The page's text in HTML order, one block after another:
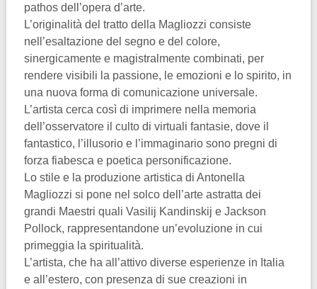
pathos dell’opera d’arte.
L’originalità del tratto della Magliozzi consiste
nell’esaltazione del segno e del colore,
sinergicamente e magistralmente combinati, per
rendere visibili la passione, le emozioni e lo spirito, in
una nuova forma di comunicazione universale.
L’artista cerca così di imprimere nella memoria
dell’osservatore il culto di virtuali fantasie, dove il
fantastico, l’illusorio e l’immaginario sono pregni di
forza fiabesca e poetica personificazione.
Lo stile e la produzione artistica di Antonella
Magliozzi si pone nel solco dell’arte astratta dei
grandi Maestri quali Vasilij Kandinskij e Jackson
Pollock, rappresentandone un’evoluzione in cui
primeggia la spiritualità.
L’artista, che ha all’attivo diverse esperienze in Italia
e all’estero, con presenza di sue creazioni in